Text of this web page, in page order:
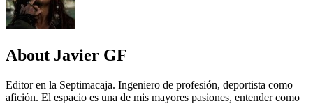
About Javier GF
Editor en la Septimacaja. Ingeniero de profesión, deportista como
afición. El espacio es una de mis mayores pasiones, entender como